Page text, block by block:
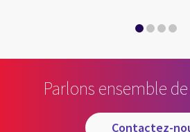
Parlons ensemble
contactez-